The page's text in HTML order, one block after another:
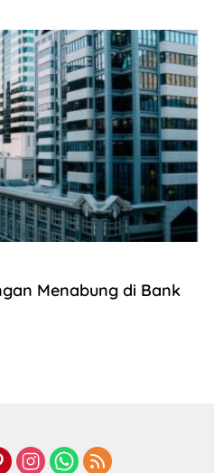
Menabung di Bank